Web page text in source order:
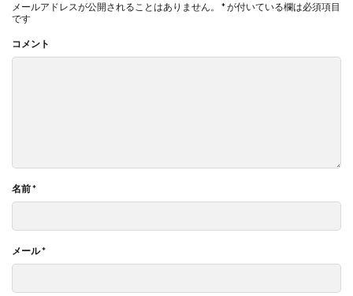
メールアドレスが公開されることはありません。 *が付いている欄は必須項目
です
コメント
名前*
メール*